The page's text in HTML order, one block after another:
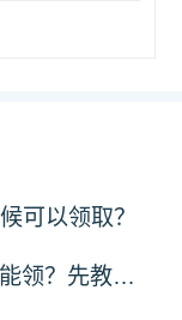
可以领取？
2026年二建证书到底什么时候能领？先教你锁定本地官方通知